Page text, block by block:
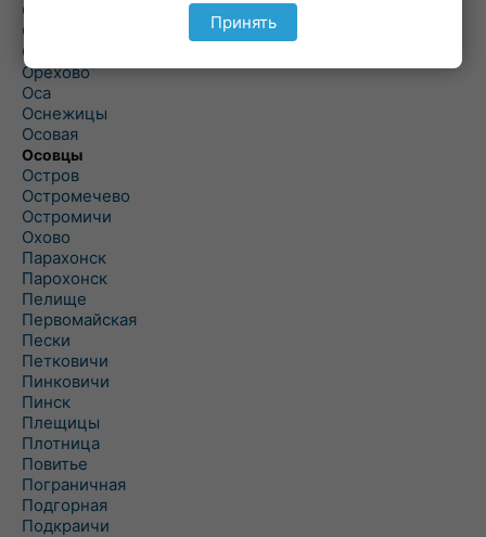
Ольшаны
Омельная
Ополь
Орехово
Оса
Оснежицы
Осовая
Осовцы
Остров
Остромечево
Остромичи
Охово
Парахонск
Парохонск
Пелище
Первомайская
Пески
Петковичи
Пинковичи
Пинск
Плещицы
Плотница
Повитье
Пограничная
Подгорная
Подкраичи
Принять